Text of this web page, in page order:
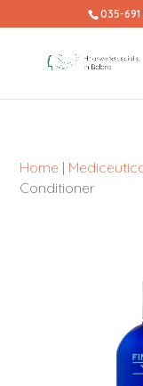
035-691
Home |
Conditioner